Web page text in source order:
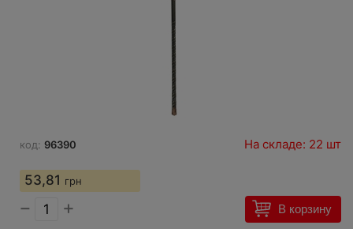
код: 96390 На складе: 22 шт
53,81 грн
− + В корзину